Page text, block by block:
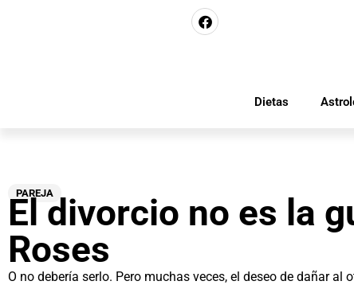
Dietas
PAREJA
El divorcio no es la
Roses
O no debería serlo. Pero muchas veces, el deseo de dañar al